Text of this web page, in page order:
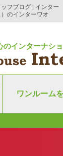
フブログ | インター
のインターワオ
のインターナシ
ワンルーム